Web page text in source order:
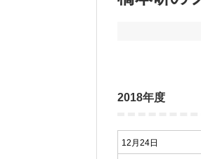
2018年度
12月24日